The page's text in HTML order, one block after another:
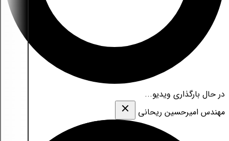
در حال بارگذاری ویدیو...
مهندس امیرحسین ریحانی